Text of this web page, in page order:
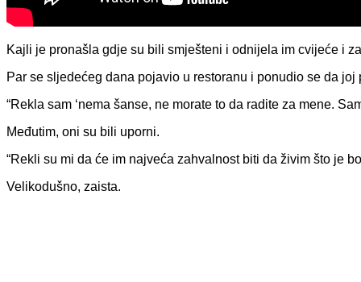
Kajli je pronašla gdje su bili smješteni i odnijela im cvijeće i
Par se sljedećeg dana pojavio u restoranu i ponudio se da
“Rekla sam ‘nema šanse, ne morate to da radite za mene.
Međutim, oni su bili uporni.
“Rekli su mi da će im najveća zahvalnost biti da živim što je
Velikodušno, zaista.